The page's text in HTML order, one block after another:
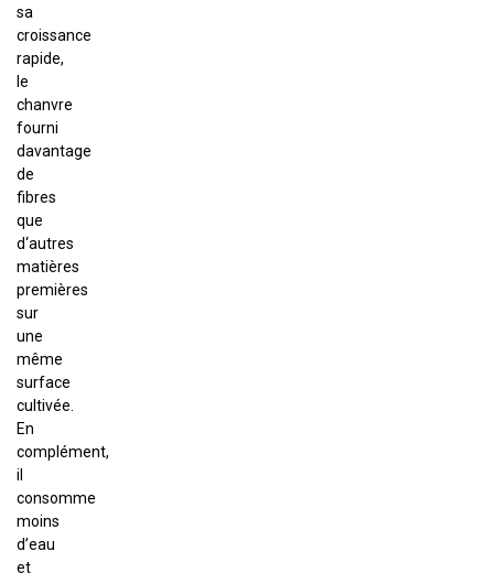
sa
croissance
rapide,
le
chanvre
fourni
davantage
de
fibres
que
d‘autres
matières
premières
sur
une
même
surface
cultivée.
En
complément,
il
consomme
moins
d’eau
et